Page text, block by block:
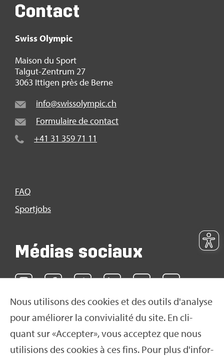
Nous uti­li­sons des cookies et des outils d'ana­lyse
pour amé­lio­rer la convi­via­lité du site. En cli­
quant sur «Accep­ter», vous accep­tez que nous
uti­li­sions des cookies à ces fins. Pour plus d'in­for­
Contact
Swiss Olym­pic
Mai­son du Sport
Tal­gut-Zen­trum 27
3063 Itti­gen près de Berne
info@​swi​ssol​ympi​c.​ch
For­mu­laire de contact
+41 31 359 71 11
FAQ
Sport­jobs
Médias sociaux